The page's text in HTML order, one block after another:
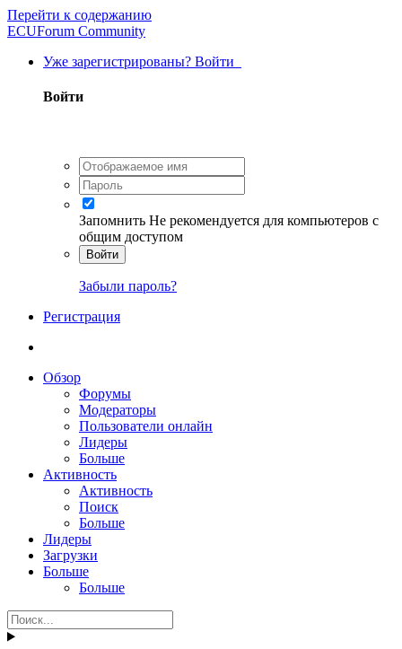
Перейти к содержанию
ECUForum Community
Уже зарегистрированы? Войти
Войти
Запомнить Не рекомендуется для компьютеров с
общим доступом
Войти
Забыли пароль?
Регистрация
Обзор
Форумы
Модераторы
Пользователи онлайн
Лидеры
Больше
Активность
Активность
Поиск
Больше
Лидеры
Загрузки
Больше
Больше